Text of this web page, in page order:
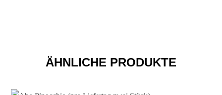
ÄHNLICHE PRODUKTE